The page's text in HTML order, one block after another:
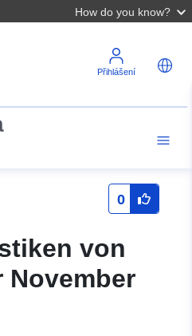
How do you know?
Přihlášení
0
von
November